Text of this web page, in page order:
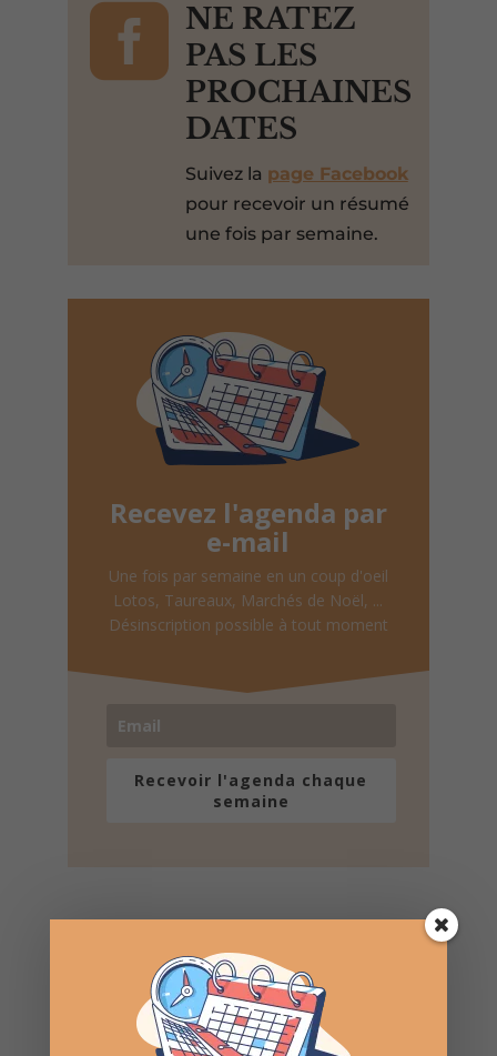

NE RATEZ
PAS LES
PROCHAINES
DATES
Suivez la page Facebook
pour recevoir un résumé
une fois par semaine.
Recevez l'agenda par
e-mail
Une fois par semaine en un coup d'oeil
Lotos, Taureaux, Marchés de Noël, ...
Désinscription possible à tout moment
Recevoir l'agenda chaque
semaine